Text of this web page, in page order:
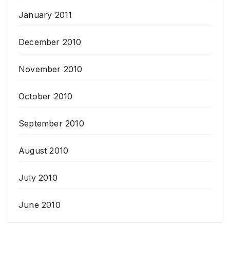
January 2011
December 2010
November 2010
October 2010
September 2010
August 2010
July 2010
June 2010